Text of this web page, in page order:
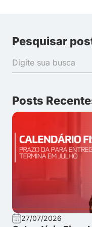
Pesquisar
Posts
27/07/2026